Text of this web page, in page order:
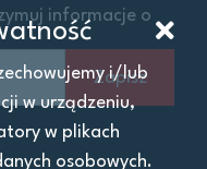
informacje o
Zapisz
i/lub
w urządzeniu,
w plikach
osobowych.